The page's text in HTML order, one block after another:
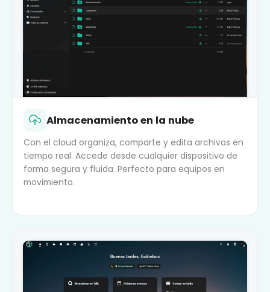
Almacenamiento en la nube
Con el cloud organiza, comparte y edita archivos en
tiempo real. Accede desde cualquier dispositivo de
forma segura y fluida. Perfecto para equipos en
movimiento.